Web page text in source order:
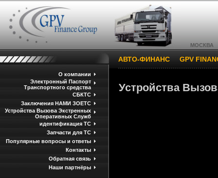
МОСКВА
О компании
Электронный Паспорт
Транспортного средства
СБКТС
Заключения НАМИ ЗОЕТС
Устройства Вызова Экстренных
Оперативных Служб
идентификация ТС
Запчасти для ТС
Популярные вопросы и ответы
Контакты
Обратная связь
Наши партнёры
АВТО-ФИНАНС GPV
Устройства